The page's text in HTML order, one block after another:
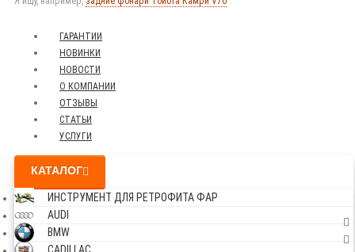
ГАРАНТИИ
НОВИНКИ
НОВОСТИ
О КОМПАНИИ
ОТЗЫВЫ
СТАТЬИ
УСЛУГИ
КАТАЛОГ
ИНСТРУМЕНТ ДЛЯ РЕТРОФИТА ФАР
AUDI
BMW
CADILLAC